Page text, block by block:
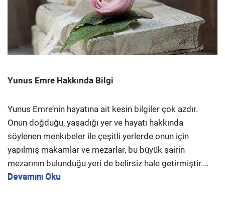
Yunus Emre Hakkında Bilgi
Yunus Emre’nin hayatına ait kesin bilgiler çok azdır.
Onun doğduğu, yaşadığı yer ve hayatı hakkında
söylenen menkıbeler ile çeşitli yerlerde onun için
yapılmış makamlar ve mezarlar, bu büyük şairin
mezarının bulunduğu yeri de belirsiz hale getirmiştir.…
Devamını Oku